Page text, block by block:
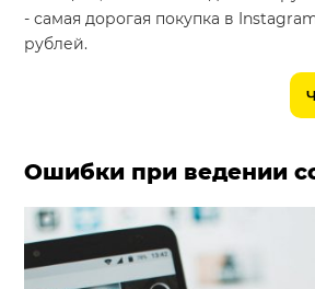
- самая дорогая покупка в
рублей.
Ошибки при ведении